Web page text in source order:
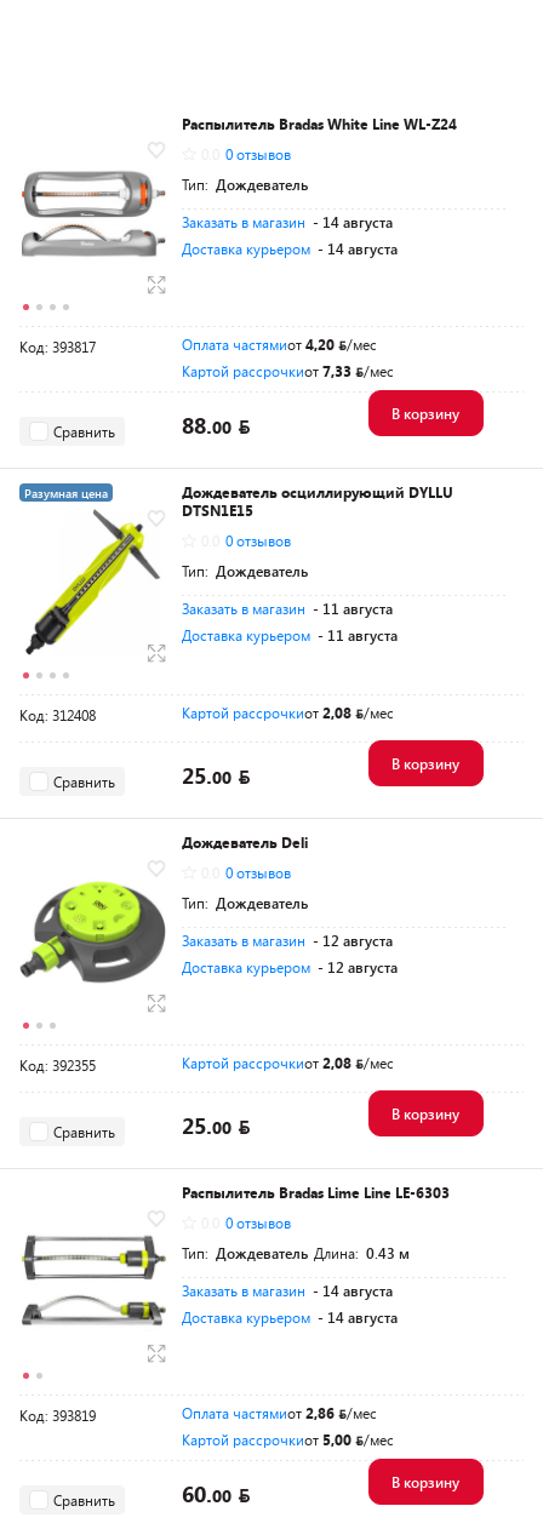
Распылитель Bradas White Line WL-Z24
0 отзывов
Тип: Дождеватель
Заказать в магазин - 14 августа
Доставка курьером - 14 августа
Код: 393817 Оплата частямиот4,20
/мес
Картой рассрочкиот7,33 /мес
Сравнить 88.00
В корзину
Разумная цена
Дождеватель осциллирующий DYLLU
DTSN1E15
0 отзывов
Тип: Дождеватель
Заказать в магазин - 11 августа
Доставка курьером - 11 августа
Код: 312408 Картой рассрочкиот2,08 /мес
Сравнить 25.00
В корзину
Дождеватель Deli
0 отзывов
Тип: Дождеватель
Заказать в магазин - 12 августа
Доставка курьером - 12 августа
Код: 392355 Картой рассрочкиот2,08 /мес
Сравнить 25.00
В корзину
Распылитель Bradas Lime Line LE-6303
0 отзывов
Тип: Дождеватель Длина: 0.43 м
Заказать в магазин - 14 августа
Доставка курьером - 14 августа
Код: 393819 Оплата частямиот2,86
/мес
Картой рассрочкиот 5,00 /мес
Сравнить 60.00
В корзину